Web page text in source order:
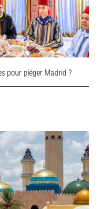
pour piéger Madrid ?